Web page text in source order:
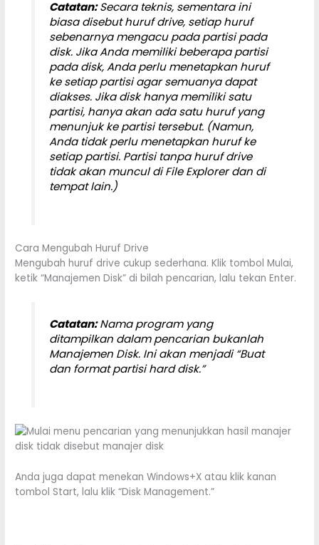
Catatan:Secara teknis, sementara ini
biasa disebut huruf drive, setiap huruf
sebenarnya mengacu pada partisi pada
disk. Jika Anda memiliki beberapa partisi
pada disk, Anda perlu menetapkan huruf
ke setiap partisi agar semuanya dapat
diakses. Jika disk hanya memiliki satu
partisi, hanya akan ada satu huruf yang
menunjuk ke partisi tersebut. (Namun,
Anda tidak perlu menetapkan huruf ke
setiap partisi. Partisi tanpa huruf drive
tidak akan muncul di File Explorer dan di
tempat lain.)
Cara Mengubah Huruf Drive
Mengubah huruf drive cukup sederhana. Klik tombol Mulai,
ketik “Manajemen Disk” di bilah pencarian, lalu tekan Enter.
Catatan:Nama program yang
ditampilkan dalam pencarian bukanlah
Manajemen Disk. Ini akan menjadi “Buat
dan format partisi hard disk.”
Anda juga dapat menekan Windows+X atau klik kanan
tombol Start, lalu klik “Disk Management.”